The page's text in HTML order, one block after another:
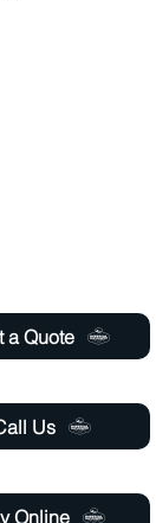
a Quote
Us
Online